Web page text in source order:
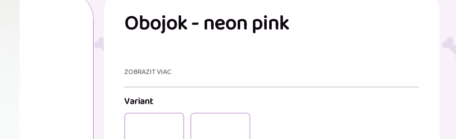
Obojok - neon pink
Variant
ZOBRAZIT VIAC